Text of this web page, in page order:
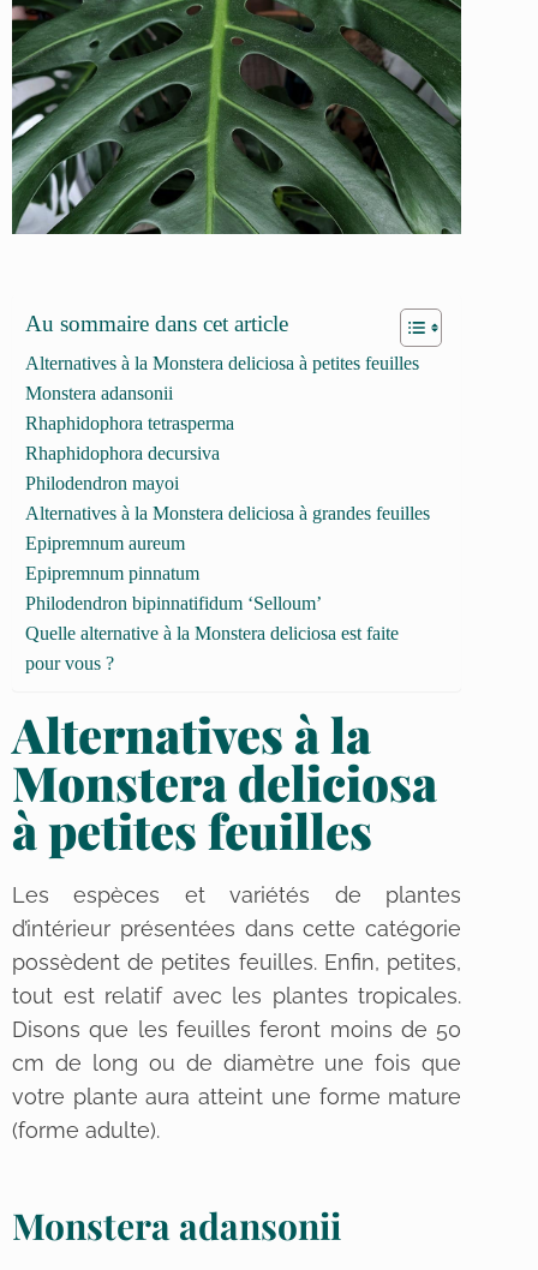
Au sommaire dans cet article
Alternatives à la Monstera deliciosa à petites feuilles
Monstera adansonii
Rhaphidophora tetrasperma
Rhaphidophora decursiva
Philodendron mayoi
Alternatives à la Monstera deliciosa à grandes feuilles
Epipremnum aureum
Epipremnum pinnatum
Philodendron bipinnatifidum ‘Selloum’
Quelle alternative à la Monstera deliciosa est faite
pour vous ?
Alternatives à la
Monstera deliciosa
à petites feuilles
Les espèces et variétés de plantes
d’intérieur présentées dans cette catégorie
possèdent de petites feuilles. Enfin, petites,
tout est relatif avec les plantes tropicales.
Disons que les feuilles feront moins de 50
cm de long ou de diamètre une fois que
votre plante aura atteint une forme mature
(forme adulte).
Monstera adansonii